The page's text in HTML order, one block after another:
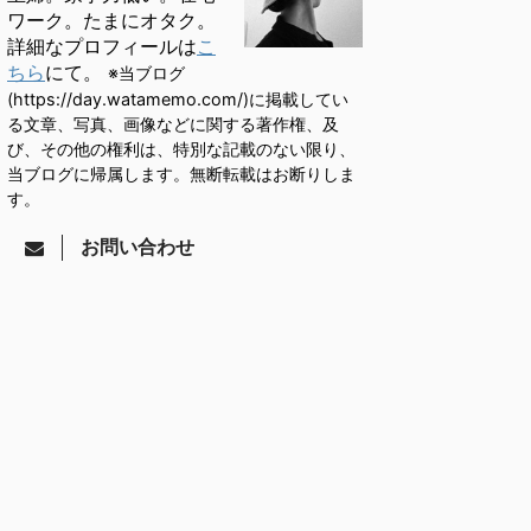
ワーク。たまにオタク。
詳細なプロフィールはこ
ちらにて。 ※当ブログ
(https://day.watamemo.com/)に掲載してい
る文章、写真、画像などに関する著作権、及
び、その他の権利は、特別な記載のない限り、
当ブログに帰属します。無断転載はお断りしま
す。
お問い合わせ